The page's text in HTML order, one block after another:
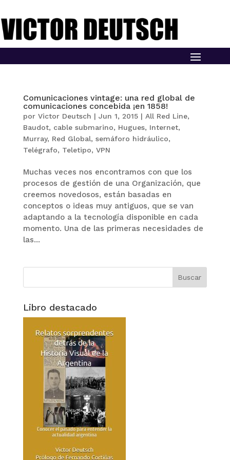
Comunicaciones vintage: una red global de
comunicaciones concebida ¡en 1858!
por Victor Deutsch | Jun 1, 2015| All Red Line,
Baudot, cable submarino, Hugues, Internet,
Murray, Red Global, semáforo hidráulico,
Telégrafo, Teletipo, VPN
Muchas veces nos encontramos con que los
procesos de gestión de una Organización, que
creemos novedosos, están basadas en
conceptos o ideas muy antiguos, que se van
adaptando a la tecnología disponible en cada
momento. Una de las primeras necesidades de
las...
Libro destacado